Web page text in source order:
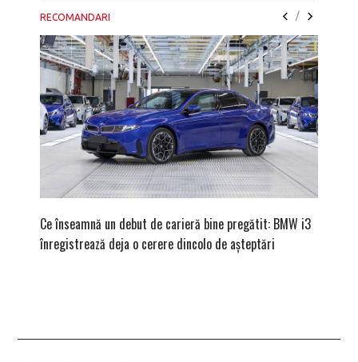
RECOMANDARI /
Ce înseamnă un debut de carieră bine pregătit: BMW i3
înregistrează deja o cerere dincolo de așteptări